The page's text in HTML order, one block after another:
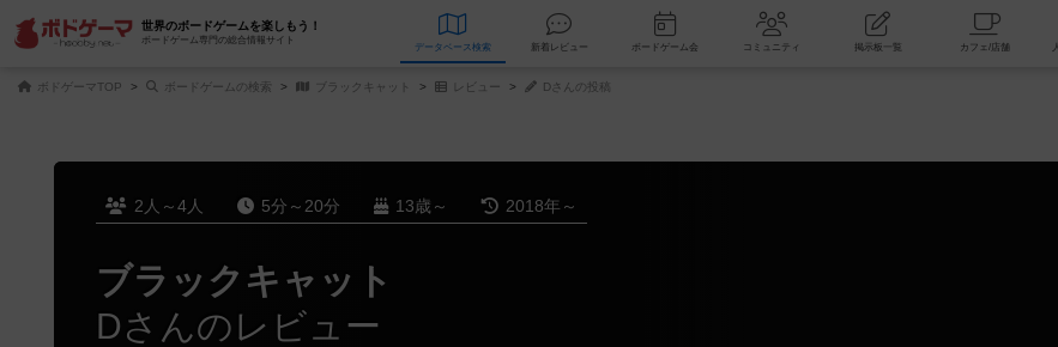
世界のボードゲームを楽しもう！
ボードゲーム専門の総合情報サイト
データベース 検索 新着レビュー ボードゲーム会 コミュニティ 掲示板一覧
ボドゲーマTOP ボードゲームの検索 ブラックキャット レビュー Dさんの投稿
2人～4人 5分～20分 13歳～ 2018年～
ブラックキャット
Dさんのレビュー